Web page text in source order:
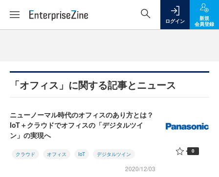
ログイン
新規
会員登録
「オフィス」に関する記事とニュース
ニューノーマル時代のオフィスのあり方とは？
IoT＋クラウドでオフィスの「デジタルツイ
ン」の実現へ
クラウド オフィス IoT デジタルツイン
2020/12/03
0